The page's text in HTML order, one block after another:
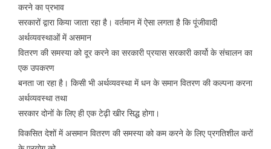
करने का प्रभाव
सरकारों द्वारा किया जाता रहा है। वर्तमान में ऐसा लगता है कि पूंजीवादी
अर्थव्यवस्थाओं में असमान
वितरण की समस्या को दूर करने का सरकारी प्रयास सरकारी कार्यो के संचालन का
एक उपकरण
बनता जा रहा है। किसी भी अर्थव्यवस्था में धन के समान वितरण की कल्पना करना
अर्थव्यवस्था तथा
सरकार दोनों के लिए ही एक टेढ़ी खीर सिद्ध होगा।
विकसित देशों में असमान वितरण की समस्या को कम करने के लिए प्रगतिशील करों